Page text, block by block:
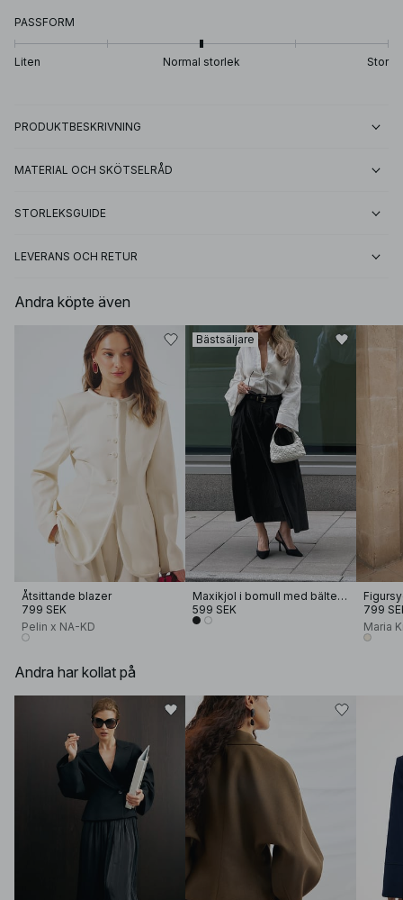
PASSFORM
Liten Normal storlek Stor
PRODUKTBESKRIVNING
MATERIAL OCH SKÖTSELRÅD
STORLEKSGUIDE
LEVERANS OCH RETUR
Andra köpte även
Åtsittande blazer
799 SEK
Pelin x NA-KD
Bästsäljare
Maxikjol i bomull med bältesögla
599 SEK
799
Maria
Andra har kollat på